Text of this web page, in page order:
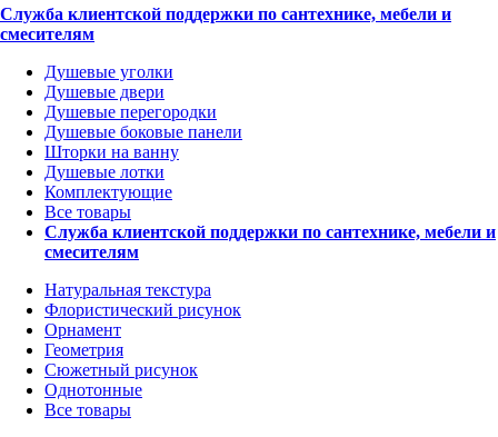
Служба клиентской поддержки по сантехнике, мебели и
смесителям
Душевые уголки
Душевые двери
Душевые перегородки
Душевые боковые панели
Шторки на ванну
Душевые лотки
Комплектующие
Все товары
Служба клиентской поддержки по сантехнике, мебели и
смесителям
Натуральная текстура
Флористический рисунок
Орнамент
Геометрия
Сюжетный рисунок
Однотонные
Все товары